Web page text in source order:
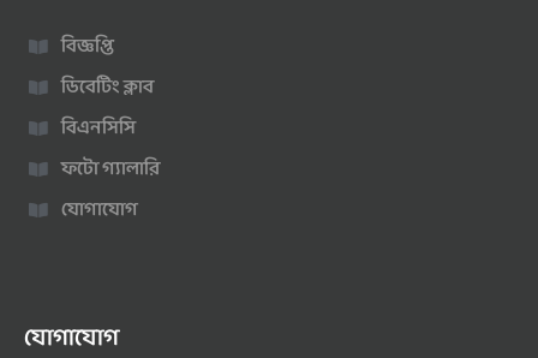
বিজ্ঞপ্তি
ডিবেটিং ক্লাব
বিএনসিসি
ফটো গ্যালারি
যোগাযোগ
যোগাযোগ